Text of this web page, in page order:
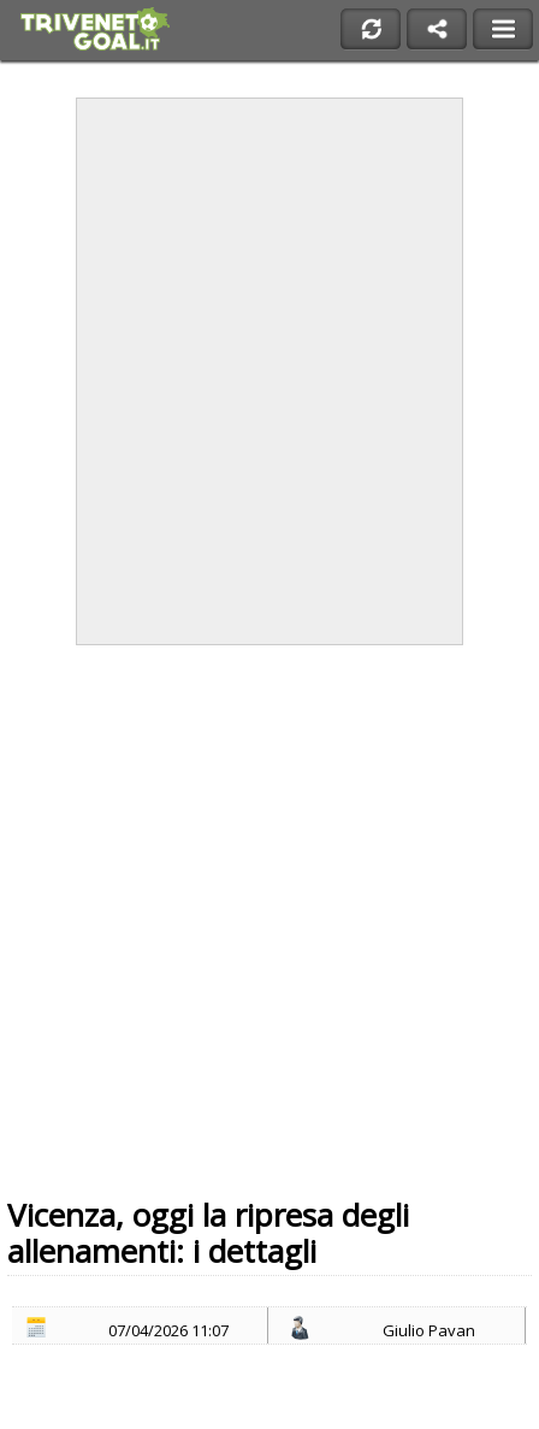
Vicenza, oggi la ripresa degli
allenamenti: i dettagli
07/04/2026 11:07 Giulio Pavan